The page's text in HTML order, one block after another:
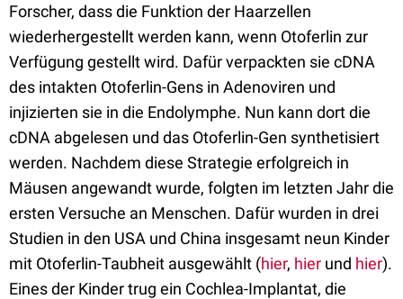
Forscher, dass die Funktion der Haarzellen
wiederhergestellt werden kann, wenn Otoferlin zur
Verfügung gestellt wird. Dafür verpackten sie cDNA
des intakten Otoferlin-Gens in Adenoviren und
injizierten sie in die Endolymphe. Nun kann dort die
cDNA abgelesen und das Otoferlin-Gen synthetisiert
werden. Nachdem diese Strategie erfolgreich in
Mäusen angewandt wurde, folgten im letzten Jahr die
ersten Versuche an Menschen. Dafür wurden in drei
Studien in den USA und China insgesamt neun Kinder
mit Otoferlin-Taubheit ausgewählt (hier, hier und hier).
Eines der Kinder trug ein Cochlea-Implantat, die